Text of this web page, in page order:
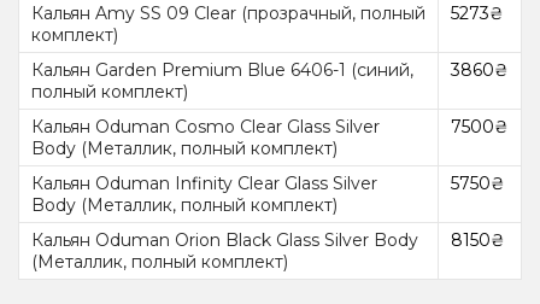
Кальян Amy SS 09 Clear (прозрачный, полный
комплект)
5273₴
Кальян Garden Premium Blue 6406-1 (синий,
полный комплект)
3860₴
Кальян Oduman Cosmo Clear Glass Silver
Body (Металлик, полный комплект)
7500₴
Кальян Oduman Infinity Clear Glass Silver
Body (Металлик, полный комплект)
5750₴
Кальян Oduman Orion Black Glass Silver Body
(Металлик, полный комплект)
8150₴